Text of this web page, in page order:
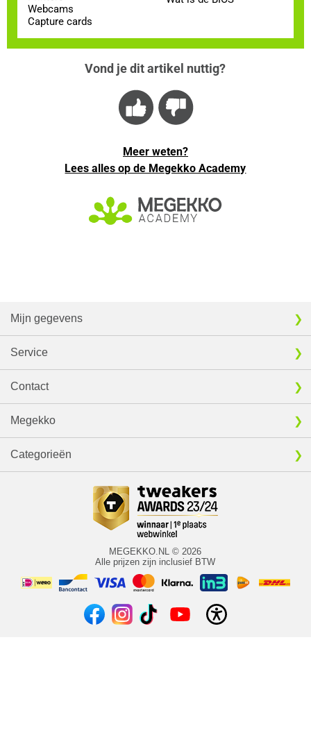
Webcams
Capture cards
Vond je dit artikel nuttig?
Meer weten?
Lees alles op de Megekko Academy
Mijn gegevens
Service
Contact
Megekko
Categorieën
MEGEKKO.NL © 2026
Alle prijzen zijn inclusief BTW